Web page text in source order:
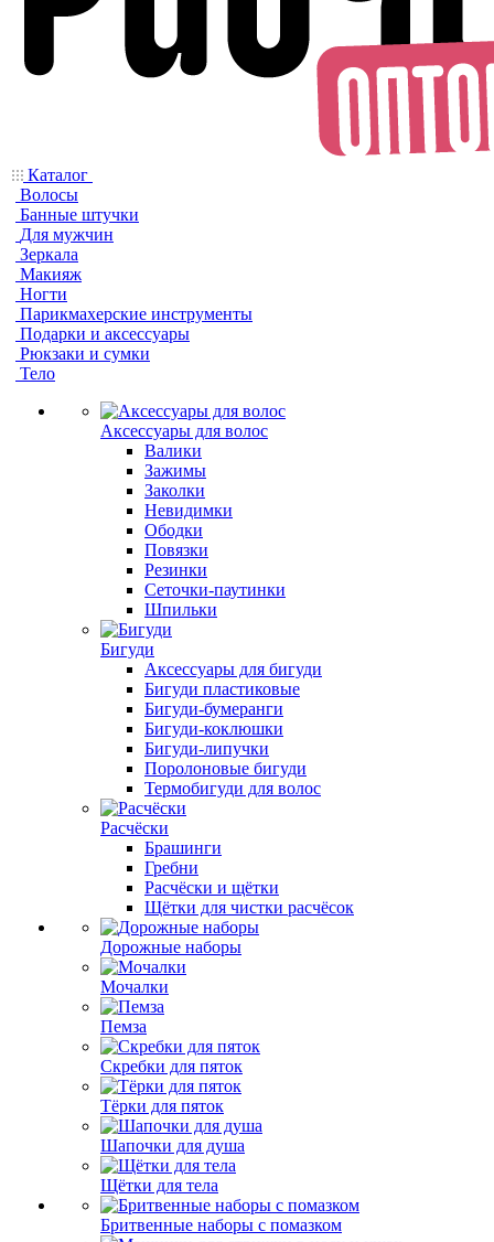
Каталог
Волосы
Банные штучки
Для мужчин
Зеркала
Макияж
Ногти
Парикмахерские инструменты
Подарки и аксессуары
Рюкзаки и сумки
Тело
Аксессуары для волос
Валики
Зажимы
Заколки
Невидимки
Ободки
Повязки
Резинки
Сеточки-паутинки
Шпильки
Бигуди
Аксессуары для бигуди
Бигуди пластиковые
Бигуди-бумеранги
Бигуди-коклюшки
Бигуди-липучки
Поролоновые бигуди
Термобигуди для волос
Расчёски
Брашинги
Гребни
Расчёски и щётки
Щётки для чистки расчёсок
Дорожные наборы
Мочалки
Пемза
Скребки для пяток
Тёрки для пяток
Шапочки для душа
Щётки для тела
Бритвенные наборы с помазком